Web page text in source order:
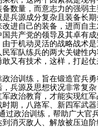
数量，而意志力的强弱
是兵源成分复杂且装备长
进自己的装备，进而自
国共产党的领导及其卓有
由于机动灵活的战略战术
军队练兵的两大关键性
又有技术，这样，打起
训练，旨在锻造官兵勇
兵源及思想状况非常复
政治教育，才能实现红
期，八路军、新四军武
过政治训练，帮助广大官
到消灭敌人、解放被压迫